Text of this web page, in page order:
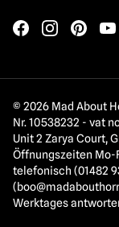
© 2026 Mad About
Nr. 10538232 - vat
Unit 2 Zarya Court,
Öffnungszeiten Mo-
telefonisch (01482
(
Werktages